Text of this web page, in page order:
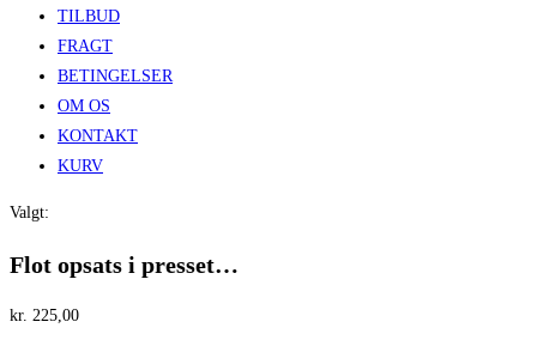
TILBUD
FRAGT
BETINGELSER
OM OS
KONTAKT
KURV
Valgt:
Flot opsats i presset…
kr. 225,00